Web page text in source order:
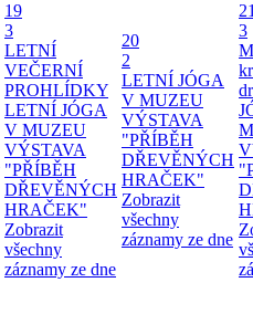
19
3
LETNÍ
VEČERNÍ
PROHLÍDKY
LETNÍ JÓGA
V MUZEU
VÝSTAVA
"PŘÍBĚH
DŘEVĚNÝCH
HRAČEK"
Zobrazit
všechny
záznamy ze dne
20
2
LETNÍ JÓGA
V MUZEU
VÝSTAVA
"PŘÍBĚH
DŘEVĚNÝCH
HRAČEK"
Zobrazit
všechny
záznamy ze dne
3